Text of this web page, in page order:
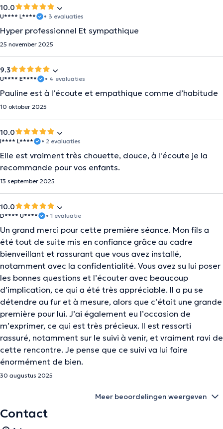
10.0
U**** L**** • 3 evaluaties
Hyper professionnel Et sympathique
25 november 2025
9.3
U**** E**** • 4 evaluaties
Pauline est à l’écoute et empathique comme d’habitude
10 oktober 2025
10.0
I**** L**** • 2 evaluaties
Elle est vraiment très chouette, douce, à l'écoute je la
recommande pour vos enfants.
13 september 2025
10.0
D**** U**** • 1 evaluatie
Un grand merci pour cette première séance. Mon fils a
été tout de suite mis en confiance grâce au cadre
bienveillant et rassurant que vous avez installé,
notamment avec la confidentialité. Vous avez su lui poser
les bonnes questions et l’écouter avec beaucoup
d’implication, ce qui a été très appréciable. Il a pu se
détendre au fur et à mesure, alors que c’était une grande
première pour lui. J’ai également eu l’occasion de
m’exprimer, ce qui est très précieux. Il est ressorti
rassuré, notamment sur le suivi à venir, et vraiment ravi de
cette rencontre. Je pense que ce suivi va lui faire
énormément de bien.
30 augustus 2025
Meer beoordelingen weergeven
Contact